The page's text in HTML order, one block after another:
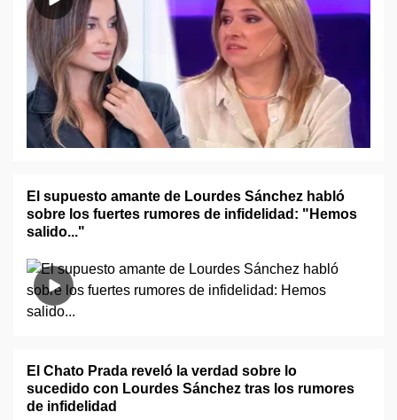
El supuesto amante de Lourdes Sánchez habló
sobre los fuertes rumores de infidelidad: "Hemos
salido..."
El Chato Prada reveló la verdad sobre lo
sucedido con Lourdes Sánchez tras los rumores
de infidelidad